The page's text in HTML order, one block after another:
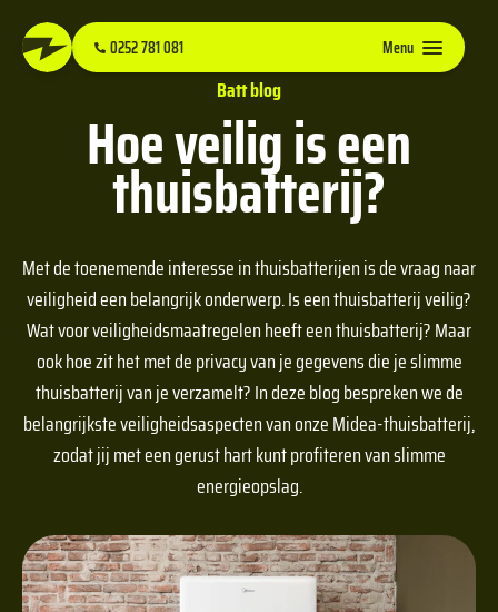
0252 781 081 Menu
Batt blog
Hoe veilig is een
thuisbatterij?
Met de toenemende interesse in thuisbatterijen is de vraag naar
veiligheid een belangrijk onderwerp. Is een thuisbatterij veilig?
Wat voor veiligheidsmaatregelen heeft een thuisbatterij? Maar
ook hoe zit het met de privacy van je gegevens die je slimme
thuisbatterij van je verzamelt? In deze blog bespreken we de
belangrijkste veiligheidsaspecten van onze Midea-thuisbatterij,
zodat jij met een gerust hart kunt profiteren van slimme
energieopslag.